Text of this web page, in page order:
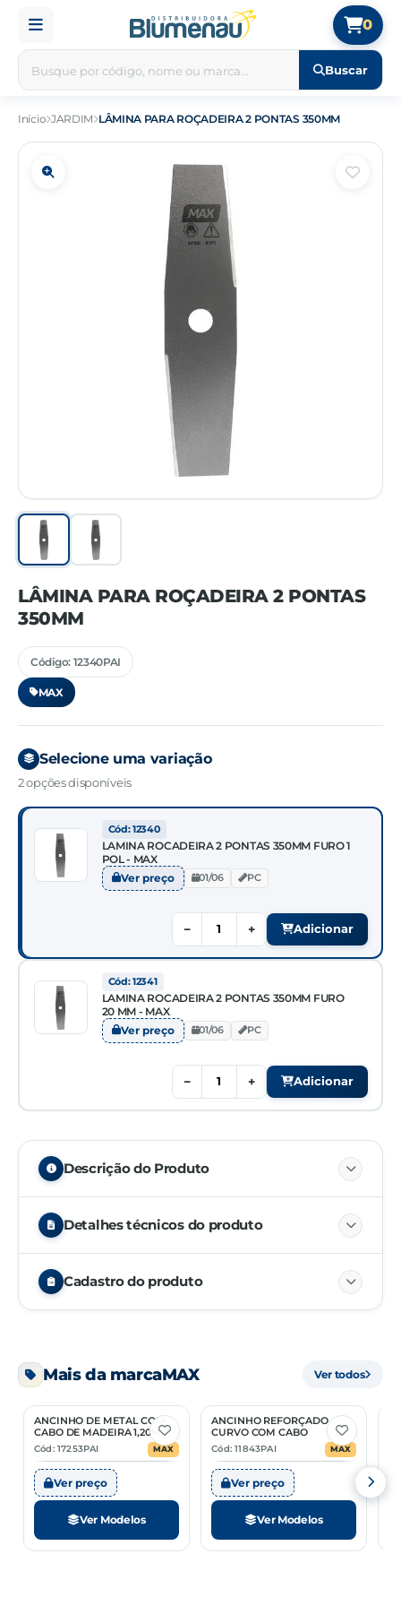
Buscar
0
Início JARDIM LÂMINA PARA ROÇADEIRA 2 PONTAS 350MM
LÂMINA PARA ROÇADEIRA 2 PONTAS
350MM
Código: 12340PAI
MAX
Selecione uma variação
2 opções disponíveis
Cód: 12340
LAMINA ROCADEIRA 2 PONTAS 350MM FURO 1
POL - MAX
Ver preço 01/06 PC
− + Adicionar
Cód: 12341
LAMINA ROCADEIRA 2 PONTAS 350MM FURO
20 MM - MAX
Ver preço 01/06 PC
− + Adicionar
Descrição do Produto
Detalhes técnicos do produto
Cadastro do produto
CÓDIGO EMBALAGEM MÚLTIPLO
12340 01/06 PC —
12341 01/06 PC
Mais da marcaMAX Ver todos
2 Opções
ANCINHO DE METAL COM
CABO DE MADEIRA 1,20M
Cód: 17253PAI
MAX
Ver preço
Ver Modelos
2 Opções
ANCINHO REFORÇADO
CURVO COM CABO
Cód: 11843PAI
MAX
Ver preço
Ver Modelos